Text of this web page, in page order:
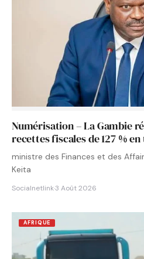
Numérisation – La Gambie
recettes fiscales de 127 %
ministre des Finances et des
Keita
Socialnetlink·3 Août 2026
AFRIQUE